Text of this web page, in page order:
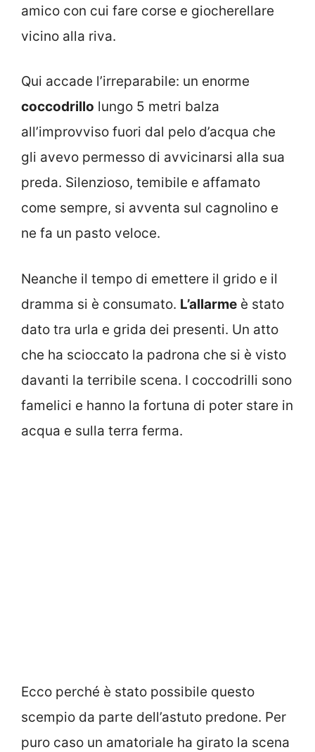
amico con cui fare corse e giocherellare
vicino alla riva.
Qui accade l’irreparabile: un enorme
coccodrillo lungo 5 metri balza
all’improvviso fuori dal pelo d’acqua che
gli avevo permesso di avvicinarsi alla sua
preda. Silenzioso, temibile e affamato
come sempre, si avventa sul cagnolino e
ne fa un pasto veloce.
Neanche il tempo di emettere il grido e il
dramma si è consumato. L’allarme è stato
dato tra urla e grida dei presenti. Un atto
che ha scioccato la padrona che si è visto
davanti la terribile scena. I coccodrilli sono
famelici e hanno la fortuna di poter stare in
acqua e sulla terra ferma.
Ecco perché è stato possibile questo
scempio da parte dell’astuto predone. Per
puro caso un amatoriale ha girato la scena